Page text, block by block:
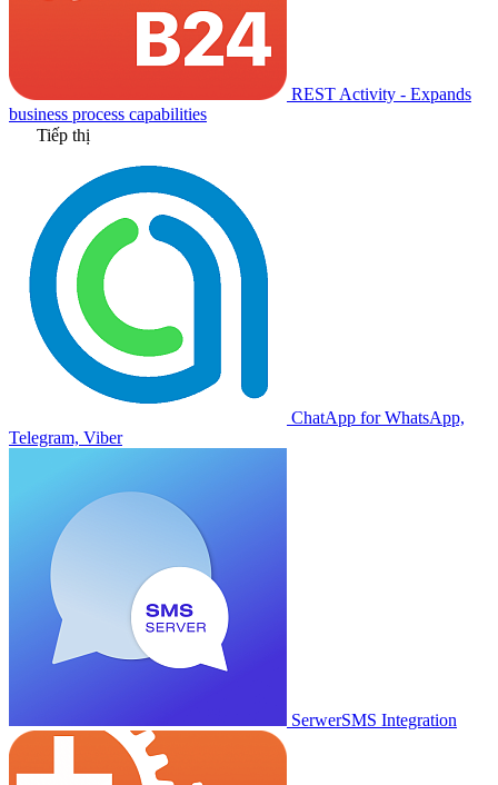
REST Activity - Expands
business process capabilities
Tiếp thị
ChatApp for WhatsApp,
Telegram, Viber
SerwerSMS Integration